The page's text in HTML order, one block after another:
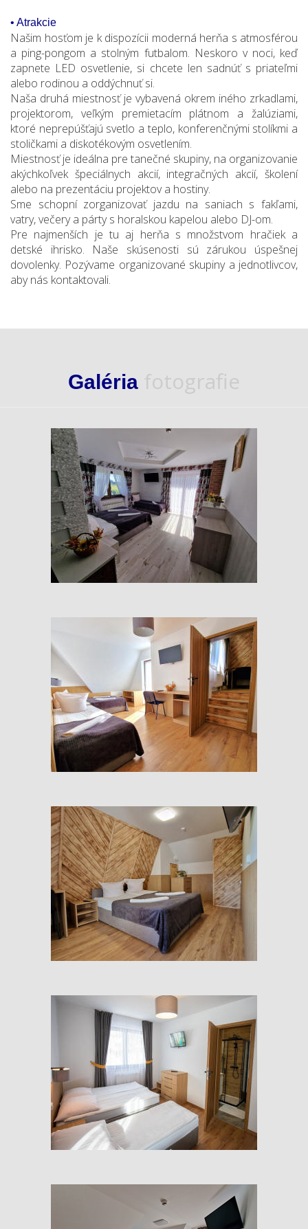
• Atrakcie
Našim hosťom je k dispozícii moderná herňa s atmosférou
a ping-pongom a stolným futbalom. Neskoro v noci, keď
zapnete LED osvetlenie, si chcete len sadnúť s priateľmi
alebo rodinou a oddýchnuť si.
Naša druhá miestnosť je vybavená okrem iného zrkadlami,
projektorom, veľkým premietacím plátnom a žalúziami,
ktoré neprepúšťajú svetlo a teplo, konferenčnými stolíkmi a
stoličkami a diskotékovým osvetlením.
Miestnosť je ideálna pre tanečné skupiny, na organizovanie
akýchkoľvek špeciálnych akcií, integračných akcií, školení
alebo na prezentáciu projektov a hostiny.
Sme schopní zorganizovať jazdu na saniach s fakľami,
vatry, večery a párty s horalskou kapelou alebo DJ-om.
Pre najmenších je tu aj herňa s množstvom hračiek a
detské ihrisko. Naše skúsenosti sú zárukou úspešnej
dovolenky. Pozývame organizované skupiny a jednotlivcov,
aby nás kontaktovali.
Galéria fotografie